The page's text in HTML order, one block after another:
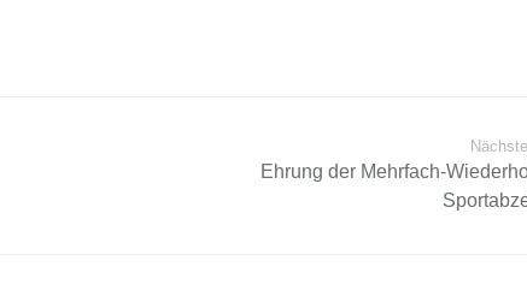
Ehrung der Mehrfach-